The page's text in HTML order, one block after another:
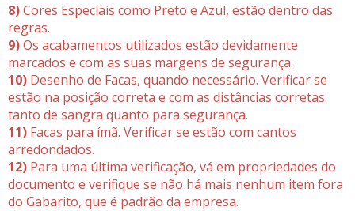
8)Cores Especiais como Preto e Azul, estão dentro das
regras.
9)Os acabamentos utilizados estão devidamente
marcados e com as suas margens de segurança.
10) Desenho de Facas, quando necessário. Verificar se
estão na posição correta e com as distâncias corretas
tanto de sangra quanto para segurança.
11) Facas para ímã. Verificar se estão com cantos
arredondados.
12) Para uma última verificação, vá em propriedades do
documento e verifique se não há mais nenhum item fora
do Gabarito, que é padrão da empresa.